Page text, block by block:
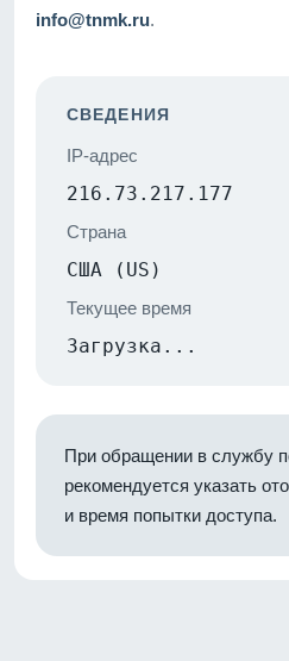
info@tnmk.ru.
СВЕДЕНИЯ
IP-адрес
216.73.217.177
Страна
США (US)
Текущее время
Загрузка...
При обращении в службу
рекомендуется указать
и время попытки доступа.